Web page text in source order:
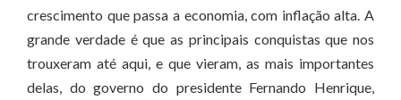
crescimento que passa a economia, com inflação alta. A
grande verdade é que as principais conquistas que nos
trouxeram até aqui, e que vieram, as mais importantes
delas, do governo do presidente Fernando Henrique,